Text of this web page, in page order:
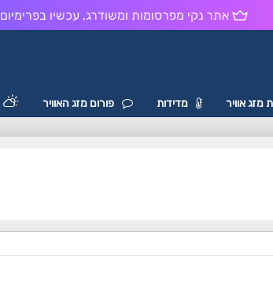
אתר נקי מפרסומות ומשודרג, עכשיו בפרימיום
מזג אוויר מדידות פורום מזג האוויר